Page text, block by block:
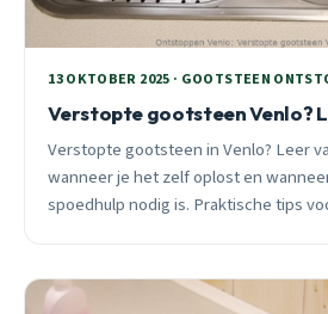
13 OKTOBER 2025 · GOOTSTEEN
Verstopte gootsteen Venlo?
Verstopte gootsteen in Venlo? Leer
wanneer je het zelf oplost en
spoedhulp nodig is. Praktische tips